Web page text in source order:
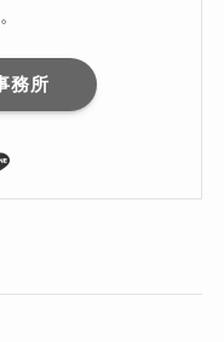
務所